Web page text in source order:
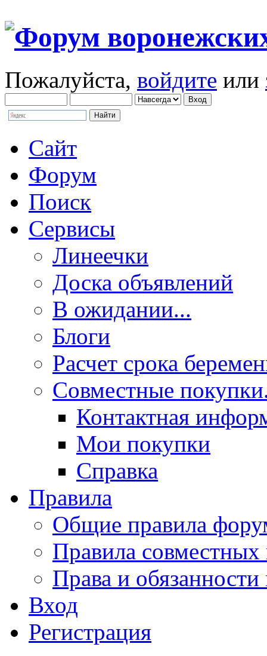
Пожалуйста, войдите или
Сайт
Форум
Поиск
Сервисы
Линеечки
Доска объявлений
В ожидании...
Блоги
Расчет срока
Совместные
Контактная
Мои покупки
Справка
Правила
Общие правила
Правила совместных
Права и
Вход
Регистрация